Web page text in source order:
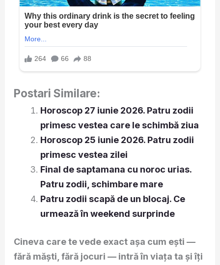
Postari Similare:
Horoscop 27 iunie 2026. Patru zodii
primesc vestea care le schimbă ziua
Horoscop 25 iunie 2026. Patru zodii
primesc vestea zilei
Final de saptamana cu noroc urias.
Patru zodii, schimbare mare
Patru zodii scapă de un blocaj. Ce
urmează în weekend surprinde
Cineva care te vede exact așa cum ești —
fără măști, fără jocuri — intră în viața ta și îți